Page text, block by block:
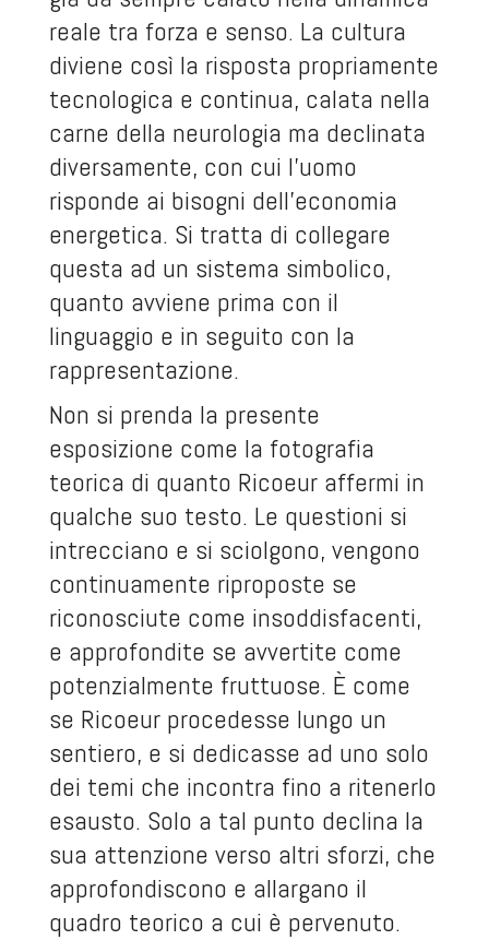
reale tra forza e senso. La cultura
diviene così la risposta propriamente
tecnologica e continua, calata nella
carne della neurologia ma declinata
diversamente, con cui l’uomo
risponde ai bisogni dell’economia
energetica. Si tratta di collegare
questa ad un sistema simbolico,
quanto avviene prima con il
linguaggio e in seguito con la
rappresentazione.
Non si prenda la presente
esposizione come la fotografia
teorica di quanto Ricoeur affermi in
qualche suo testo. Le questioni si
intrecciano e si sciolgono, vengono
continuamente riproposte se
riconosciute come insoddisfacenti,
e approfondite se avvertite come
potenzialmente fruttuose. È come
se Ricoeur procedesse lungo un
sentiero, e si dedicasse ad uno solo
dei temi che incontra fino a ritenerlo
esausto. Solo a tal punto declina la
sua attenzione verso altri sforzi, che
approfondiscono e allargano il
quadro teorico a cui è pervenuto.